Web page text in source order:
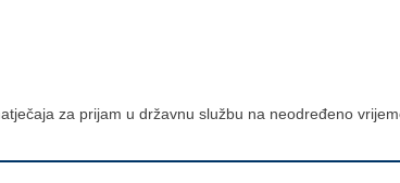
za prijam u državnu službu na neodređeno